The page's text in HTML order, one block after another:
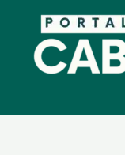
conteúdo